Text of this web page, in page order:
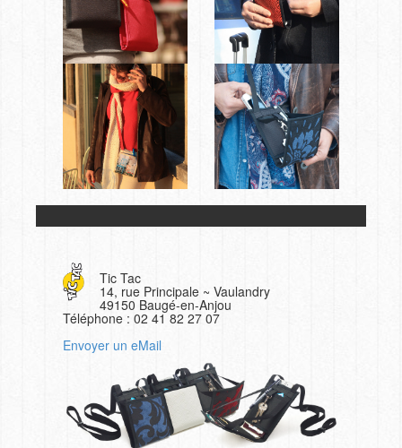
Tic Tac
14, rue Principale ~ Vaulandry
49150 Baugé-en-Anjou
Téléphone : 02 41 82 27 07
Envoyer un eMail